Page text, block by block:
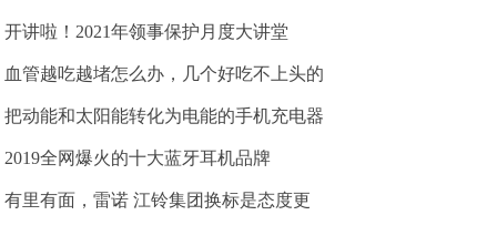
开讲啦！2021年领事保护月度大讲堂
血管越吃越堵怎么办，几个好吃不上头的
把动能和太阳能转化为电能的手机充电器
2019全网爆火的十大蓝牙耳机品牌
有里有面，雷诺 江铃集团换标是态度更